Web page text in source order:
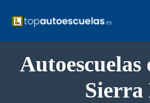
Autoescuelas
Sierra